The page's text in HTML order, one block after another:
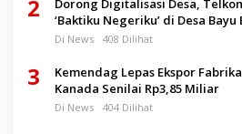
2
Dorong Digitalisasi Desa,
‘Baktiku Negeriku’ di Desa
Di News 408 Dilihat
3
Kemendag Lepas Ekspor
Kanada Senilai Rp3,85 Miliar
Di News 404 Dilihat